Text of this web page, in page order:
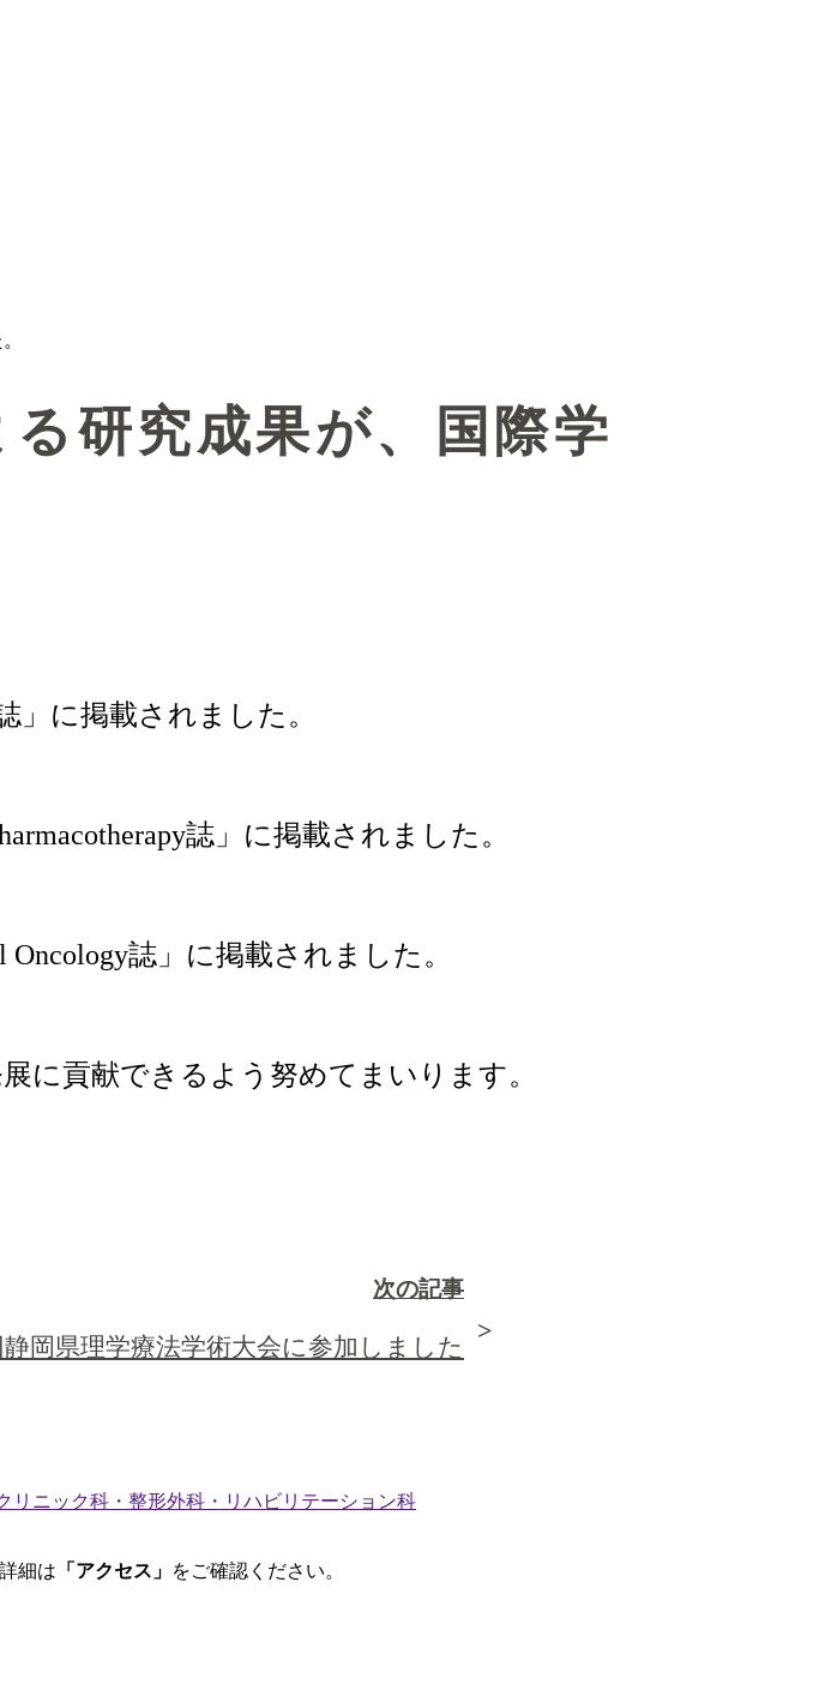
研究成果が、国際学
」に掲載されました。
誌」に掲載されました。
Oncology誌」に掲載されました。
に貢献できるよう努めてまいります。
次の記事
静岡県理学療法学術大会に参加しました
リニック科・整形外科・リハビリテーション科
細は 「アクセス」 をご確認ください。